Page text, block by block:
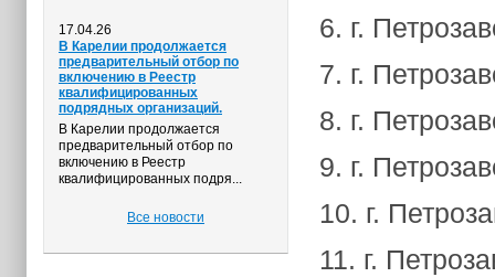
17.04.26
В Карелии продолжается
предварительный отбор по
включению в Реестр
квалифицированных
подрядных организаций.
В Карелии продолжается
предварительный отбор по
включению в Реестр
квалифицированных подря...
Все новости
6. г.
7. г.
8. г.
9. г.
10. г.
11. г.